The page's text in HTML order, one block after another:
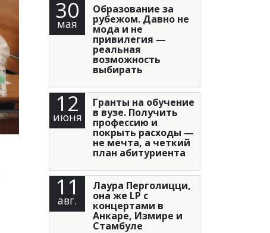
30
мая
Образование за
рубежом. Давно не
мода и не
привилегия —
реальная
возможность
выбирать
12
июня
Гранты на обучение
в вузе. Получить
профессию и
покрыть расходы —
не мечта, а четкий
план абитуриента
11
авг.
Лаура Перголицци,
она же LP с
концертами в
Анкаре, Измире и
Стамбуле